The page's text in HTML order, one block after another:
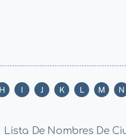
H I J K L M N
Lista De Nombres De